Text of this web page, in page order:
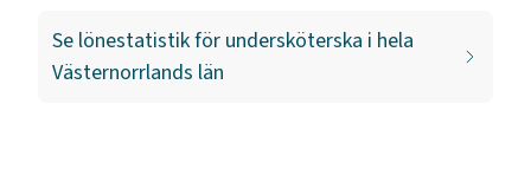
Se lönestatistik för undersköterska i hela
Västernorrlands län